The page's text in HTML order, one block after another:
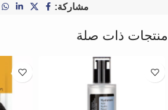
مشاركة:
منتجات ذات صلة